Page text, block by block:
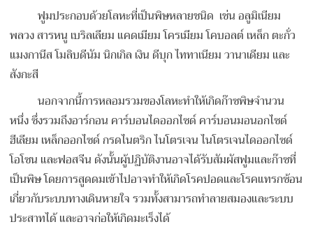
ฟูมประกอบด้วยโลหะที่เป็นพิษหลายชนิด เช่น อลูมิเนียม
พลวง สารหนู เบริลเลียม แคดเมียม โครเมียม โคบอลต์ เหล็ก ตะกั่ว
แมงกานีส โมลิบดีนัม นิกเกิล เงิน ดีบุก ไททาเนียม วานาเดียม และ
สังกะสี
นอกจากนี้การหลอมรวมของโลหะทำให้เกิดก๊าซพิษจำนวน
หนึ่ง ซึ่งรวมถึงอาร์กอน คาร์บอนไดออกไซด์ คาร์บอนมอนอกไซด์
ฮีเลียม เหล็กออกไซด์ กรดไนตริก ไนโตรเจน ไนโตรเจนไดออกไซด์
โอโซน และฟอสจีน ดังนั้นผู้ปฏิบัติงานอาจได้รับสัมผัสฟูมและก๊าซที่
เป็นพิษ โดยการสูดดมเข้าไปอาจทำให้เกิดโรคปอดและโรคแทรกซ้อน
เกี่ยวกับระบบทางเดินหายใจ รวมทั้งสามารถทำลายสมองและระบบ
ประสาทได้ และอาจก่อให้เกิดมะเร็งได้